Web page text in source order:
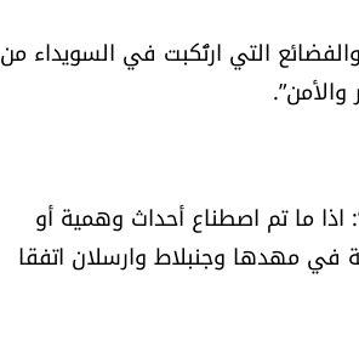
والفضائع التي ارتُكبت في السويداء من
ما تم اصطناع أحداث وهمية أو
في مهدها وجنبلاط وارسلان اتفقا